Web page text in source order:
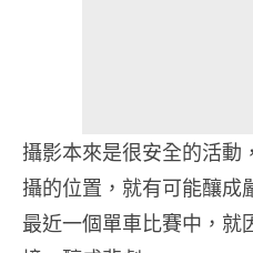
攝影本來是很安全的活動
攝的位置，就有可能釀成
最近一個單車比賽中，就